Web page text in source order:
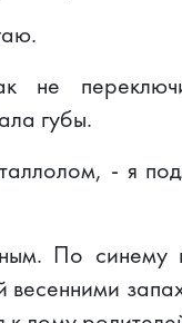
не
губы.
- я
По
весенними